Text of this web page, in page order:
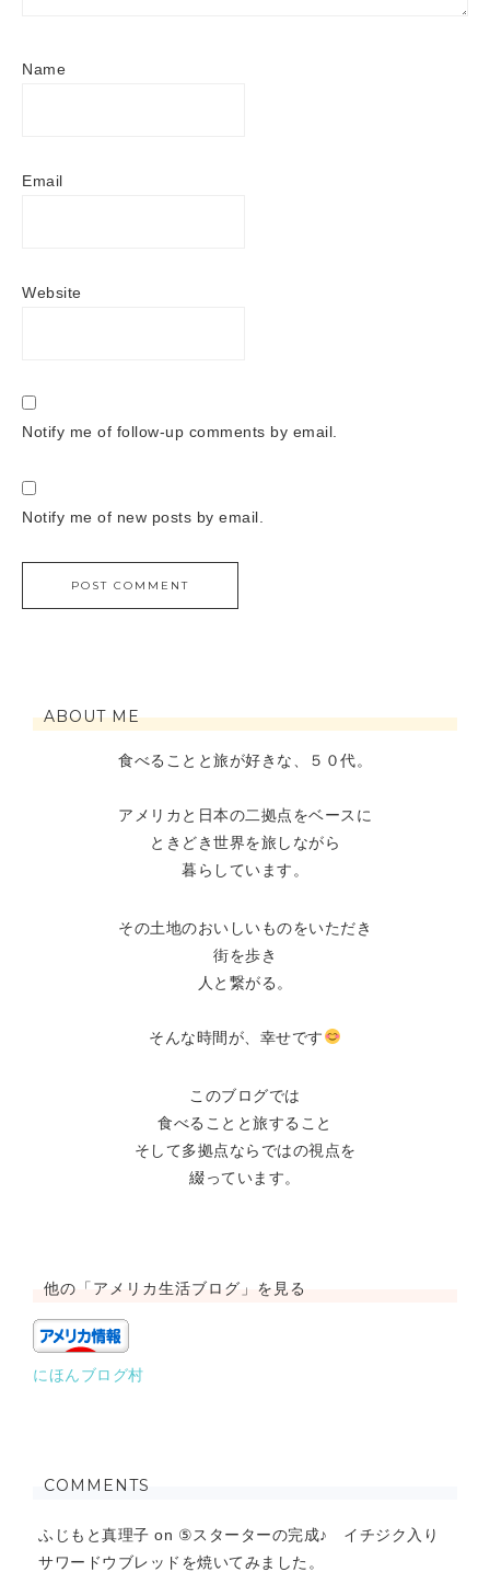
Name
Email
Website
Notify me of follow-up comments by email.
Notify me of new posts by email.
ABOUT ME
食べることと旅が好きな、５０代。
アメリカと日本の二拠点をベースに
ときどき世界を旅しながら
暮らしています。
その土地のおいしいものをいただき
街を歩き
人と繋がる。
そんな時間が、幸せです
このブログでは
食べることと旅すること
そして多拠点ならではの視点を
綴っています。
他の「アメリカ生活ブログ」を見る
にほんブログ村
COMMENTS
ふじもと真理子 on ⑤スターターの完成♪ イチジク入り
サワードウブレッドを焼いてみました。